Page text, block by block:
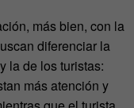
más bien, con la
diferenciar la
la de los turistas:
más atención y